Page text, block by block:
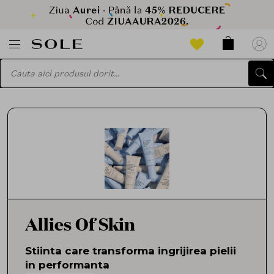
Allies Of Skin
Stiinta care transforma ingrijirea pielii
in performanta